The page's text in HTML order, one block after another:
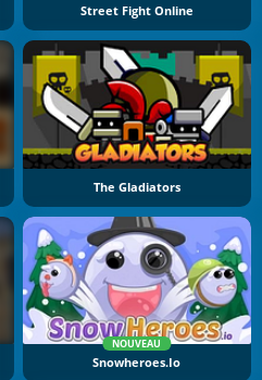
Street Fight Online
The Gladiators
NOUVEAU
Snowheroes.io